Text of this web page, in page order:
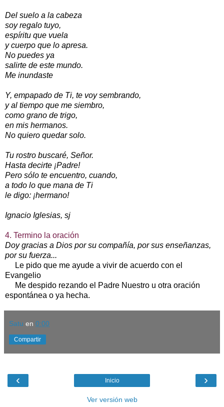
Del suelo a la cabeza
soy regalo tuyo,
espíritu que vuela
y cuerpo que lo apresa.
No puedes ya
salirte de este mundo.
Me inundaste
Y, empapado de Ti, te voy sembrando,
y al tiempo que me siembro,
como grano de trigo,
en mis hermanos.
No quiero quedar solo.
Tu rostro buscaré, Señor.
Hasta decirte ¡Padre!
Pero sólo te encuentro, cuando,
a todo lo que mana de Ti
le digo: ¡hermano!
Ignacio Iglesias, sj
4. Termino la oración
Doy gracias a Dios por su compañía, por sus enseñanzas,
por su fuerza...
Le pido que me ayude a vivir de acuerdo con el
Evangelio
Me despido rezando el Padre Nuestro u otra oración
espontánea o ya hecha.
Satu en 0:00
Compartir
‹ ›
Inicio
Ver versión web